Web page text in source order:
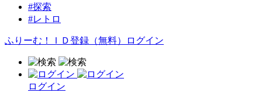
#探索
#レトロ
ふりーむ！ＩＤ登録（無料） ログイン
ログイン